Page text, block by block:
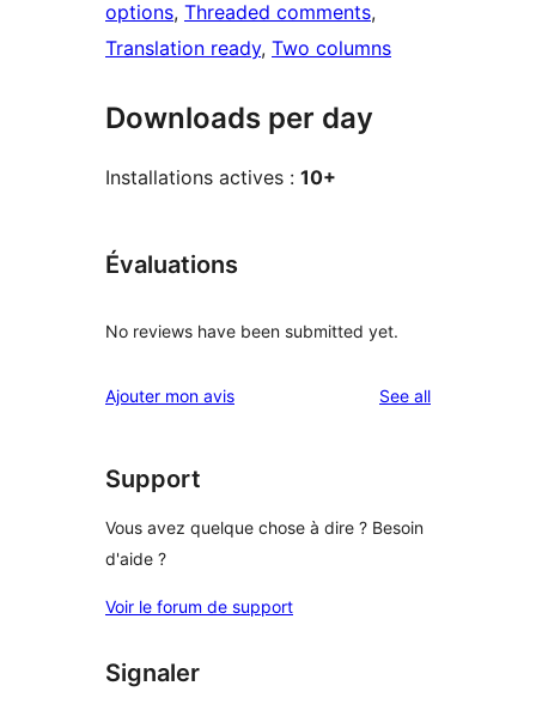
options, Threaded comments
Translation ready, Two columns
Downloads per day
Installations actives : 10+
Évaluations
No reviews have been submitted yet.
Ajouter mon avis See allreviews
Support
Vous avez quelque chose à dire ? Besoin
d'aide ?
Voir le forum de support
Signaler